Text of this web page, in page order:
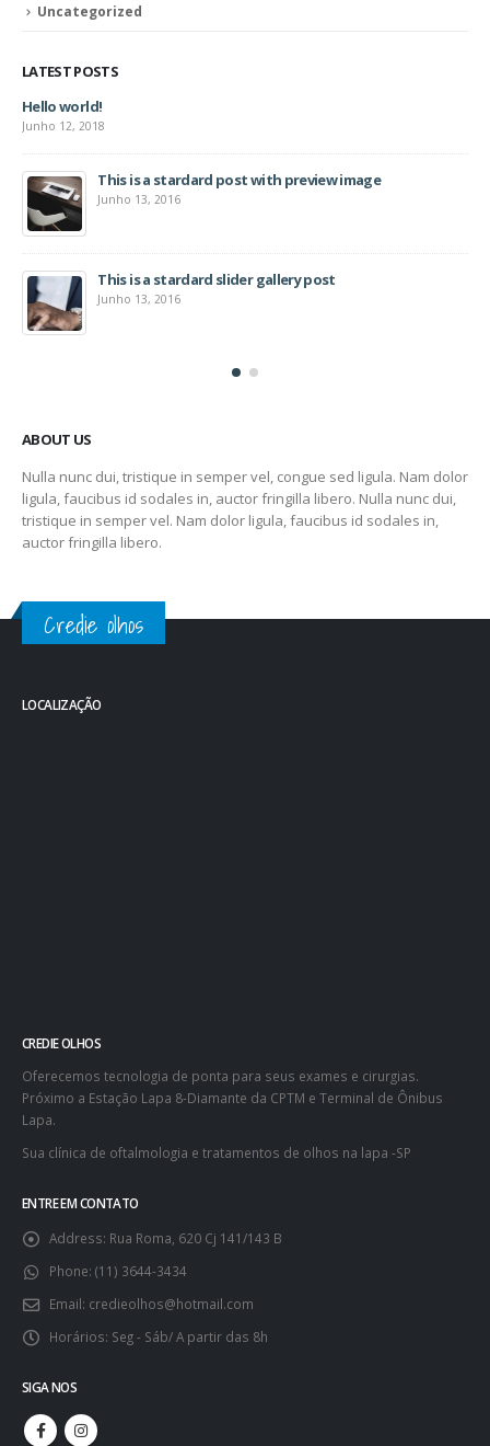
Uncategorized
LATEST POSTS
Hello world!
Junho 12, 2018
This is a stardard post with preview image
Junho 13, 2016
This is a stardard slider gallery post
Junho 13, 2016
ABOUT US
Nulla nunc dui, tristique in semper vel, congue sed ligula. Nam dolor
ligula, faucibus id sodales in, auctor fringilla libero. Nulla nunc dui,
tristique in semper vel. Nam dolor ligula, faucibus id sodales in,
auctor fringilla libero.
Credie olhos
LOCALIZAÇÃO
CREDIE OLHOS
Oferecemos tecnologia de ponta para seus exames e cirurgias.
Próximo a Estação Lapa 8-Diamante da CPTM e Terminal de Ônibus
Lapa.
Sua clínica de oftalmologia e tratamentos de olhos na lapa -SP
ENTRE EM CONTATO
Address: Rua Roma, 620 Cj 141/143 B
Phone: (11) 3644-3434
Email: credieolhos@hotmail.com
Horários: Seg - Sáb/ A partir das 8h
SIGA NOS